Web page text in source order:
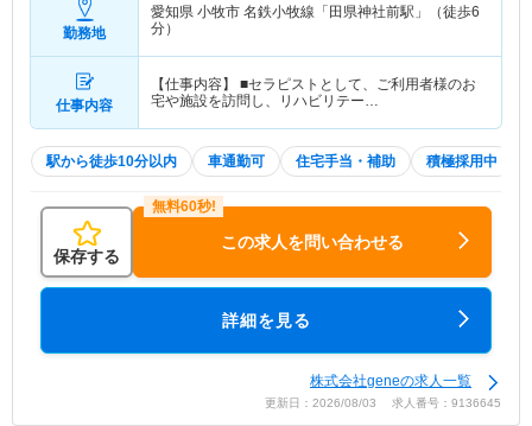
勤務地
愛知県 小牧市 名鉄小牧線「田県神社前駅」（徒歩6
分）
仕事内容
【仕事内容】 ■セラピストとして、ご利用者様のお
宅や施設を訪問し、リハビリテー…
駅から徒歩10分以内 車通勤可 住宅手当・補助 積極採用中
保存する
この求人を問い合わせる
詳細を見る
株式会社geneの求人一覧
更新日：2026/08/03 求人番号：9136645